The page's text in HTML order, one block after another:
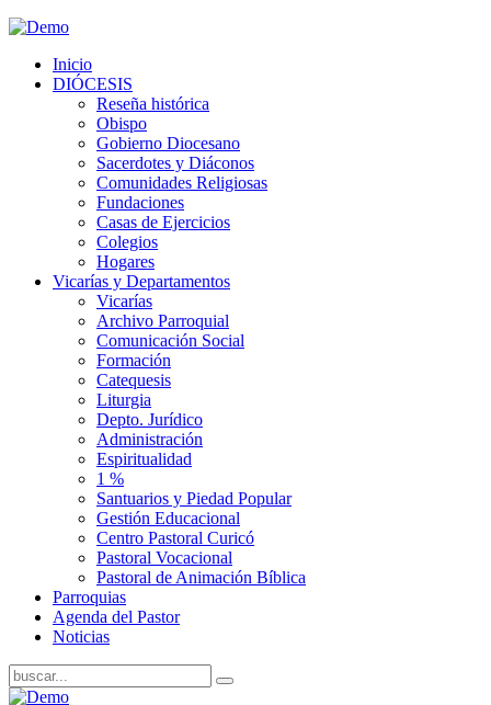
Inicio
DIÓCESIS
Reseña histórica
Obispo
Gobierno Diocesano
Sacerdotes y Diáconos
Comunidades Religiosas
Fundaciones
Casas de Ejercicios
Colegios
Hogares
Vicarías y Departamentos
Vicarías
Archivo Parroquial
Comunicación Social
Formación
Catequesis
Liturgia
Depto. Jurídico
Administración
Espiritualidad
1 %
Santuarios y Piedad Popular
Gestión Educacional
Centro Pastoral Curicó
Pastoral Vocacional
Pastoral de Animación Bíblica
Parroquias
Agenda del Pastor
Noticias